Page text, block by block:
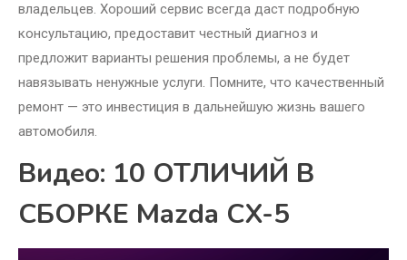
владельцев. Хороший сервис всегда даст подробную
консультацию, предоставит честный диагноз и
предложит варианты решения проблемы, а не будет
навязывать ненужные услуги. Помните, что качественный
ремонт — это инвестиция в дальнейшую жизнь вашего
автомобиля.
Видео: 10 ОТЛИЧИЙ В
СБОРКЕ Mazda CX-5